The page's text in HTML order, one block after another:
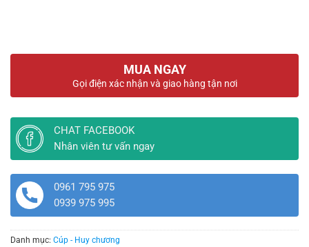
MUA NGAY
Gọi điện xác nhận và giao hàng tận nơi
CHAT FACEBOOK
Nhân viên tư vấn ngay
0961 795 975
0939 975 995
Danh mục: Cúp - Huy chương